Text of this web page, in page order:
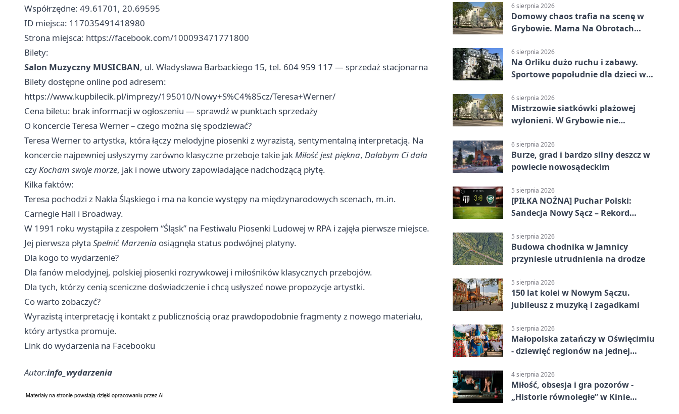
Współrzędne: 49.61701, 20.69595
ID miejsca: 117035491418980
Strona miejsca: https://facebook.com/100093471771800
Bilety:
Salon Muzyczny MUSICBAN, ul. Władysława Barbackiego 15, tel. 604 959 117 — sprzedaż stacjonarna
Bilety dostępne online pod adresem:
https://www.kupbilecik.pl/imprezy/195010/Nowy+S%C4%85cz/Teresa+Werner/
Cena biletu: brak informacji w ogłoszeniu — sprawdź w punktach sprzedaży
O koncercie Teresa Werner – czego można się spodziewać?
Teresa Werner to artystka, która łączy melodyjne piosenki z wyrazistą, sentymentalną interpretacją. Na
koncercie najpewniej usłyszymy zarówno klasyczne przeboje takie jakMiłość jest piękna, Dałabym Ci dała
czyKocham swoje morze, jak i nowe utwory zapowiadające nadchodzącą płytę.
Kilka faktów:
Teresa pochodzi z Nakła Śląskiego i ma na koncie występy na międzynarodowych scenach, m.in.
Carnegie Hall i Broadway.
W 1991 roku wystąpiła z zespołem “Śląsk” na Festiwalu Piosenki Ludowej w RPA i zajęła pierwsze miejsce.
Jej pierwsza płyta Spełnić Marzenia osiągnęła status podwójnej platyny.
Dla kogo to wydarzenie?
Dla fanów melodyjnej, polskiej piosenki rozrywkowej i miłośników klasycznych przebojów.
Dla tych, którzy cenią sceniczne doświadczenie i chcą usłyszeć nowe propozycje artystki.
Co warto zobaczyć?
Wyrazistą interpretację i kontakt z publicznością oraz prawdopodobnie fragmenty z nowego materiału,
który artystka promuje.
Link do wydarzenia na Facebooku
Autor:info_wydarzenia
6 sierpnia 2026
Domowy chaos trafia na scenę w
Grybowie. Mama Na Obrotach
6 sierpnia 2026
Na Orliku dużo ruchu i zabawy.
Sportowe popołudnie dla dzieci w
6 sierpnia 2026
Mistrzowie siatkówki plażowej
wyłonieni. W Grybowie nie
6 sierpnia 2026
Burze, grad i bardzo silny deszcz w
powiecie nowosądeckim
5 sierpnia 2026
[PIŁKA NOŻNA] Puchar Polski:
Sandecja Nowy Sącz – Rekord
5 sierpnia 2026
Budowa chodnika w Jamnicy
przyniesie utrudnienia na drodze
5 sierpnia 2026
150 lat kolei w Nowym Sączu.
Jubileusz z muzyką i zagadkami
5 sierpnia 2026
Małopolska zatańczy w Oświęcimiu
- dziewięć regionów na jednej
4 sierpnia 2026
Miłość, obsesja i gra pozorów -
„Historie równoległe” w Kinie